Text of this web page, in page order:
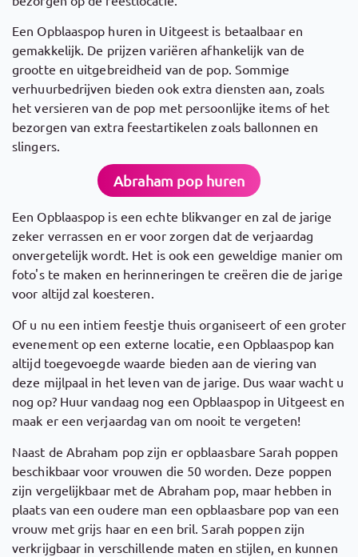
Een Opblaaspop huren in Uitgeest is betaalbaar en
gemakkelijk. De prijzen variëren afhankelijk van de
grootte en uitgebreidheid van de pop. Sommige
verhuurbedrijven bieden ook extra diensten aan, zoals
het versieren van de pop met persoonlijke items of het
bezorgen van extra feestartikelen zoals ballonnen en
slingers.
Abraham pop huren
Een Opblaaspop is een echte blikvanger en zal de jarige
zeker verrassen en er voor zorgen dat de verjaardag
onvergetelijk wordt. Het is ook een geweldige manier om
foto's te maken en herinneringen te creëren die de jarige
voor altijd zal koesteren.
Of u nu een intiem feestje thuis organiseert of een groter
evenement op een externe locatie, een Opblaaspop kan
altijd toegevoegde waarde bieden aan de viering van
deze mijlpaal in het leven van de jarige. Dus waar wacht u
nog op? Huur vandaag nog een Opblaaspop in Uitgeest en
maak er een verjaardag van om nooit te vergeten!
Naast de Abraham pop zijn er opblaasbare Sarah poppen
beschikbaar voor vrouwen die 50 worden. Deze poppen
zijn vergelijkbaar met de Abraham pop, maar hebben in
plaats van een oudere man een opblaasbare pop van een
vrouw met grijs haar en een bril. Sarah poppen zijn
verkrijgbaar in verschillende maten en stijlen, en kunnen